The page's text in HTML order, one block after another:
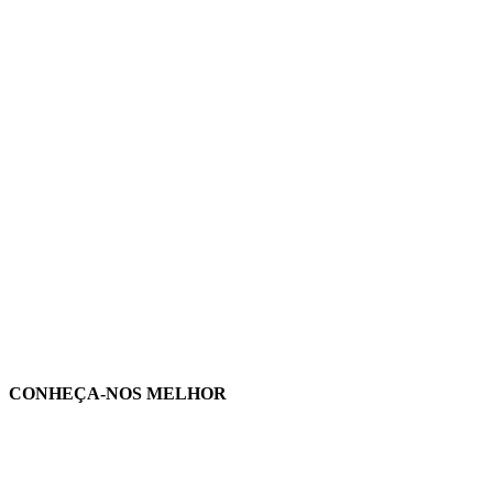
CONHEÇA-NOS MELHOR